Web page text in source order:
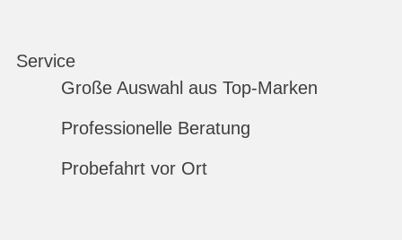
Service
Große Auswahl aus Top-Marken
Professionelle Beratung
Probefahrt vor Ort